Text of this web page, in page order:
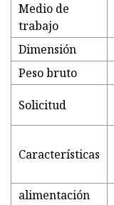
Medio de
trabajo
Dimensión
Peso bruto
Solicitud
Características
alimentación